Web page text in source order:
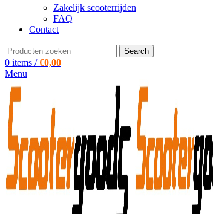
Zakelijk scooterrijden
FAQ
Contact
Search
0 items / €0,00
Menu